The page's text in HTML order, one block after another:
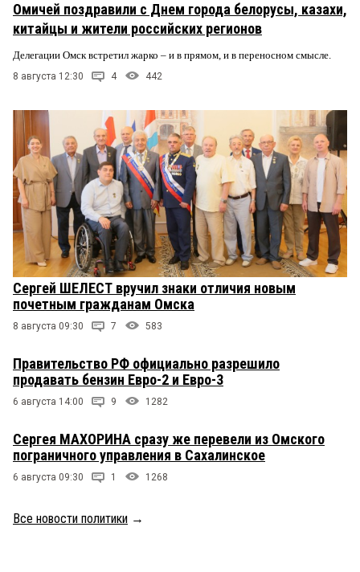
Омичей поздравили с Днем города белорусы, казахи,
китайцы и жители российских регионов
Делегации Омск встретил жарко – и в прямом, и в переносном смысле.
8 августа 12:30 4 442
Сергей ШЕЛЕСТ вручил знаки отличия новым
почетным гражданам Омска
8 августа 09:30 7 583
Правительство РФ официально разрешило
продавать бензин Евро-2 и Евро-3
6 августа 14:00 9 1282
Сергея МАХОРИНА сразу же перевели из Омского
пограничного управления в Сахалинское
6 августа 09:30 1 1268
Все новости политики →